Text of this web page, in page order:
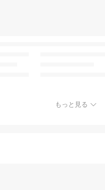
もっと見る